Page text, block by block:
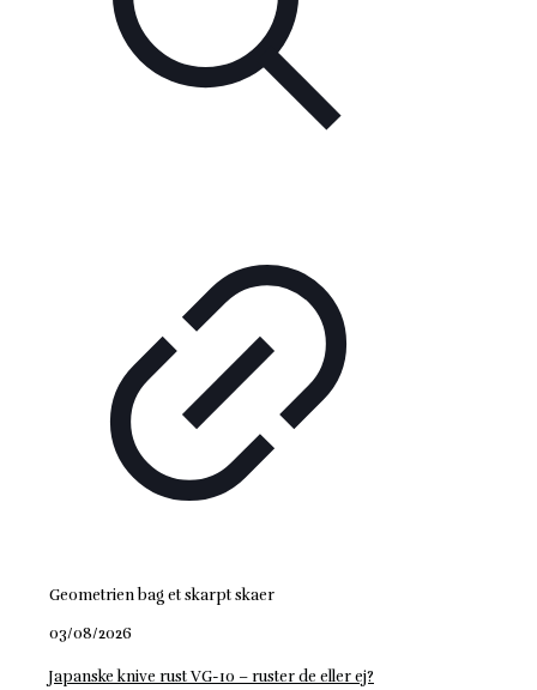
Geometrien bag et skarpt skaer
03/08/2026
Japanske knive rust VG-10 – ruster de eller ej?